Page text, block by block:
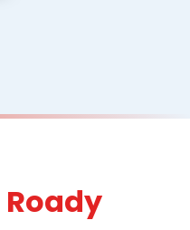
Roady